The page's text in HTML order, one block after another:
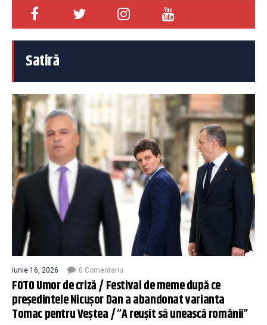
Satiră
iunie 16, 2026 0 Comentariu
FOTO Umor de criză / Festival de meme după ce
președintele Nicușor Dan a abandonat varianta
Tomac pentru Veștea / ”A reușit să unească românii”